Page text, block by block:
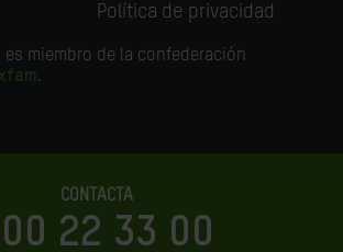
Política de privacidad
es miembro de la confederación
.
CONTACTA
22 33 00